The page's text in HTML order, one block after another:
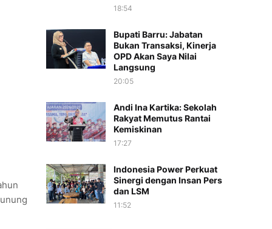
18:54
Bupati Barru: Jabatan
Bukan Transaksi, Kinerja
OPD Akan Saya Nilai
Langsung
20:05
Andi Ina Kartika: Sekolah
Rakyat Memutus Rantai
Kemiskinan
17:27
Indonesia Power Perkuat
Sinergi dengan Insan Pers
dan LSM
11:52